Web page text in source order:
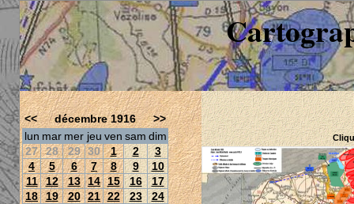
<< décembre 1916
>>
lun mar mer jeu ven sam dim
27 28 29 30 1 2
3
4
5 6 7 8 9
10
11
12 13 14 15 16
17
18 19 20 21 22 23
24